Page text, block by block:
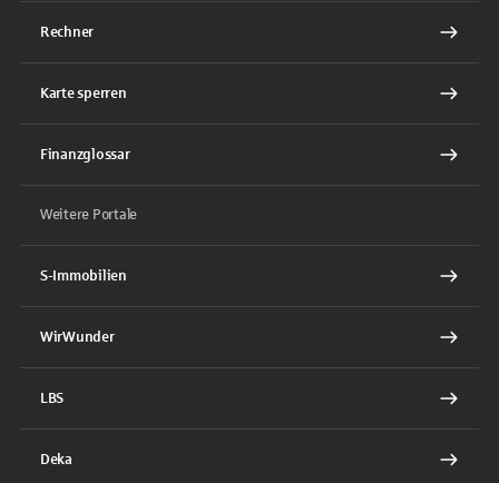
Rechner
Karte sperren
Finanzglossar
Weitere Portale
S-Immobilien
WirWunder
LBS
Deka